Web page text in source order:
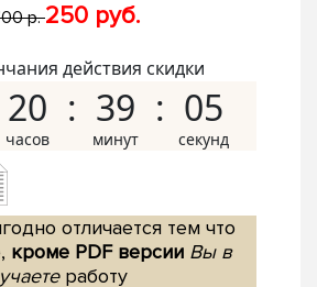
р.250 руб.
действия скидки
20 39 04
отличается тем что
кроме PDF версии Вы в
работу